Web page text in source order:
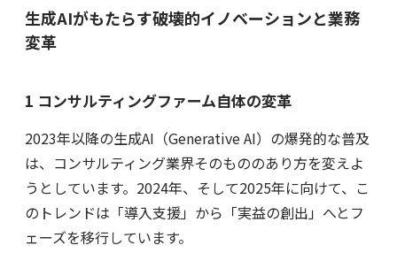
生成AIがもたらす破壊的イノベーションと業務
変革
1 コンサルティングファーム自体の変革
2023年以降の生成AI（Generative AI）の爆発的な普及
は、コンサルティング業界そのもののあり方を変えよ
うとしています。2024年、そして2025年に向けて、こ
のトレンドは「導入支援」から「実益の創出」へとフ
ェーズを移行しています。